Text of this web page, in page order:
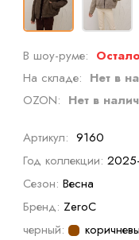
В шоу-руме:
На складе: Нет в
OZON: Нет в
Артикул: 9160
Год коллекции:
Сезон: Весна
Бренд: ZeroC
черный: